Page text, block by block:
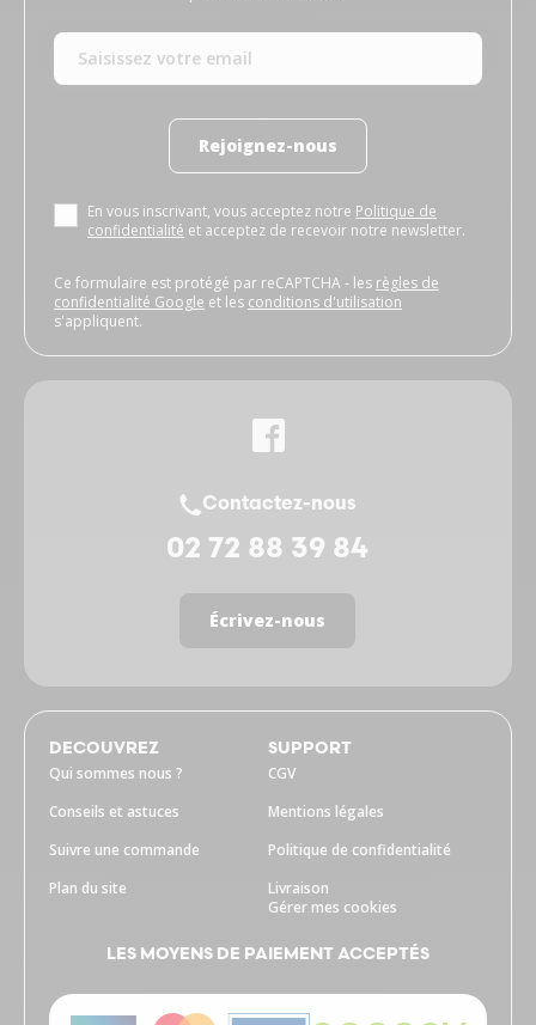
Rejoignez-nous
En vous inscrivant, vous acceptez notre Politique de
confidentialité et acceptez de recevoir notre newsletter.
Ce formulaire est protégé par reCAPTCHA - les règles de
confidentialité Google et les conditions d'utilisation
s'appliquent.
Contactez-nous
02 72 88 39 84
Écrivez-nous
DECOUVREZ
Qui sommes nous ?
Conseils et astuces
Suivre une commande
Plan du site
SUPPORT
CGV
Mentions légales
Politique de confidentialité
Livraison
Gérer mes cookies
LES MOYENS DE PAIEMENT ACCEPTÉS